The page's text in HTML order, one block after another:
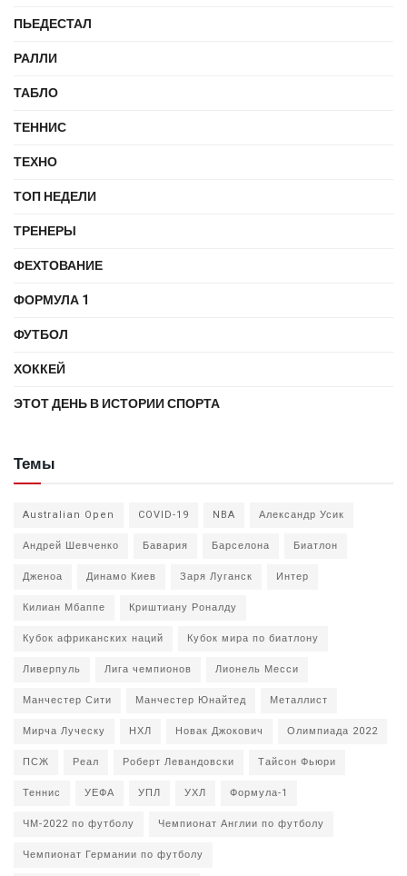
ПЬЕДЕСТАЛ
РАЛЛИ
ТАБЛО
ТЕННИС
ТЕХНО
ТОП НЕДЕЛИ
ТРЕНЕРЫ
ФЕХТОВАНИЕ
ФОРМУЛА 1
ФУТБОЛ
ХОККЕЙ
ЭТОТ ДЕНЬ В ИСТОРИИ СПОРТА
Темы
Australian Open COVID-19 NBA
Александр Усик
Андрей Шевченко
Бавария Барселона
Биатлон
Дженоа
Динамо Киев Заря Луганск
Интер
Килиан Мбаппе
Криштиану Роналду
Кубок африканских наций
Кубок мира по биатлону
Ливерпуль
Лига чемпионов
Лионель Месси
Манчестер Сити
Манчестер Юнайтед
Металлист
Мирча Луческу
НХЛ Новак Джокович
Олимпиада 2022
ПСЖ
Реал Роберт Левандовски
Тайсон Фьюри
Теннис
УЕФА УПЛ УХЛ
Формула-1
ЧМ-2022 по футболу
Чемпионат Англии по футболу
Чемпионат Германии по футболу